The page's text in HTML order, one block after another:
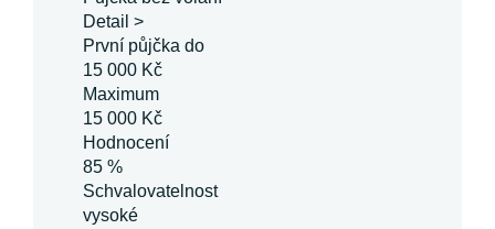
Detail >
První půjčka do
15 000 Kč
Maximum
15 000 Kč
Hodnocení
85 %
Schvalovatelnost
vysoké